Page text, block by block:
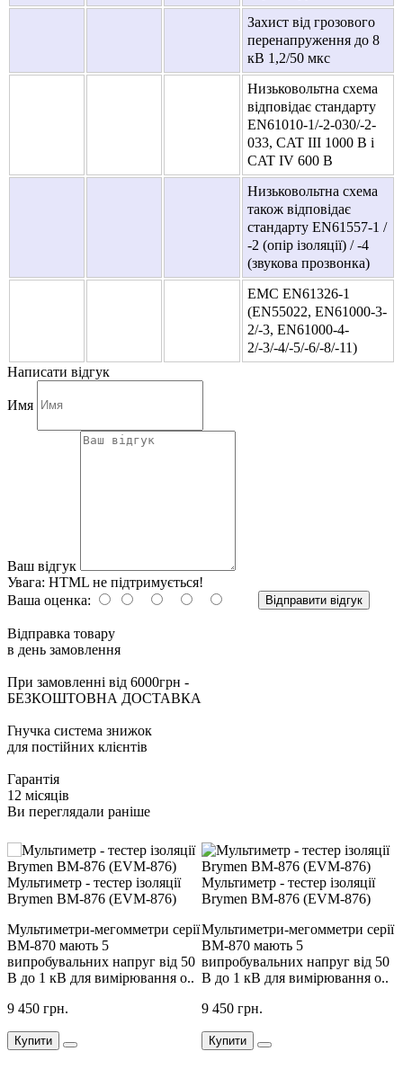
Захист від грозового
перенапруження до 8
кВ 1,2/50 мкс
Низьковольтна схема
відповідає стандарту
EN61010-1/-2-030/-2-
033, CAT III 1000 В і
CAT IV 600 В
Низьковольтна схема
також відповідає
стандарту EN61557-1 /
-2 (опір ізоляції) / -4
(звукова прозвонка)
ЕМС EN61326-1
(EN55022, EN61000-3-
2/-3, EN61000-4-
2/-3/-4/-5/-6/-8/-11)
Написати відгук
Имя
Ваш відгук
Увага: HTML не підтримується!
Ваша оценка:
Відправити відгук
Відправка товару
в день замовлення
При замовленні від 6000грн -
БЕЗКОШТОВНА ДОСТАВКА
Гнучка система знижок
для постійних клієнтів
Гарантія
12 місяців
Ви переглядали раніше
Мультиметр - тестер ізоляції
Brymen BM-876 (EVM-876)
Мультиметри-мегомметри серії
BM-870 мають 5
випробувальних напруг від 50
В до 1 кВ для вимірювання о..
9 450 грн.
Купити
Мультиметр - тестер ізоляції
Brymen BM-876 (EVM-876)
Мультиметри-мегомметри серії
BM-870 мають 5
випробувальних напруг від 50
В до 1 кВ для вимірювання о..
9 450 грн.
Купити